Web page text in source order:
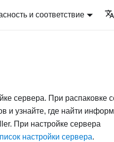
и соответствие
сервера. При распаковке
и узнайте, где найти
При настройке сервера
настройки сервера.